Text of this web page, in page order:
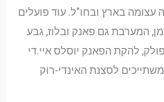
עצומה בארץ ובחו"ל. עוד פועלים
המערבת גם פאנק ובלוז, גבע
להקת הפאנק יוסלס איי.די
לסצנת האינדי-רוק